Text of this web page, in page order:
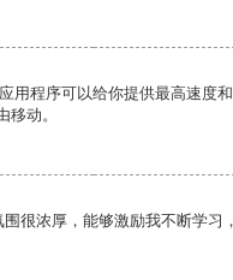
用程序可以给你提供最高速度
移动。
很浓厚，能够激励我不断学习